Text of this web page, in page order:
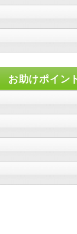
お助けポイン